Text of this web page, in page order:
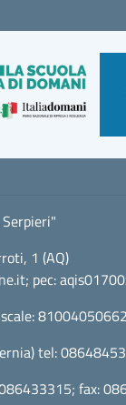
1 (AQ)
; pec:
81004050662
tel:
fax: